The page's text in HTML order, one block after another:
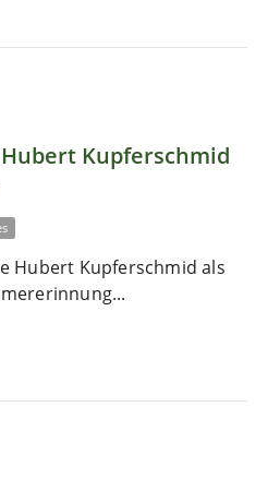
Kupferschmid
Hubert Kupferschmid als